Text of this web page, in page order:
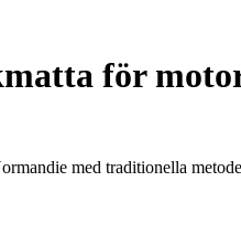
för
med traditionella